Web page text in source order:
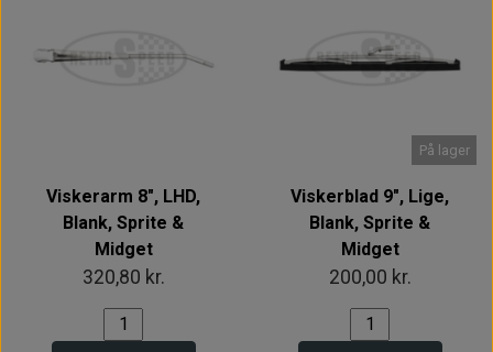
Viskerarm 8", LHD,
Blank, Sprite &
Midget
320,80 kr.
På lager
Viskerblad 9", Lige,
Blank, Sprite &
Midget
200,00 kr.